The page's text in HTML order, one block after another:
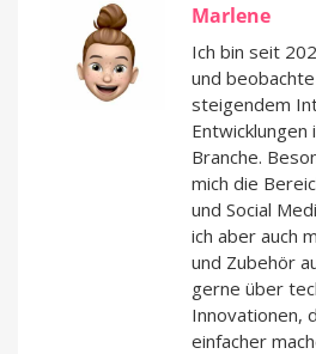
Marlene
Ich bin seit
und
steigendem
Branche.
mich die
und Social
ich aber auch
und Zubehör
gerne über
Innovationen,
einfacher